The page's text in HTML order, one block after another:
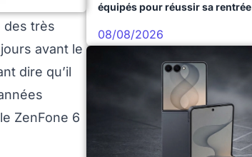
des très
avant le
dire qu’il
ZenFone 6
équipés pour réussir sa rentrée
08/08/2026